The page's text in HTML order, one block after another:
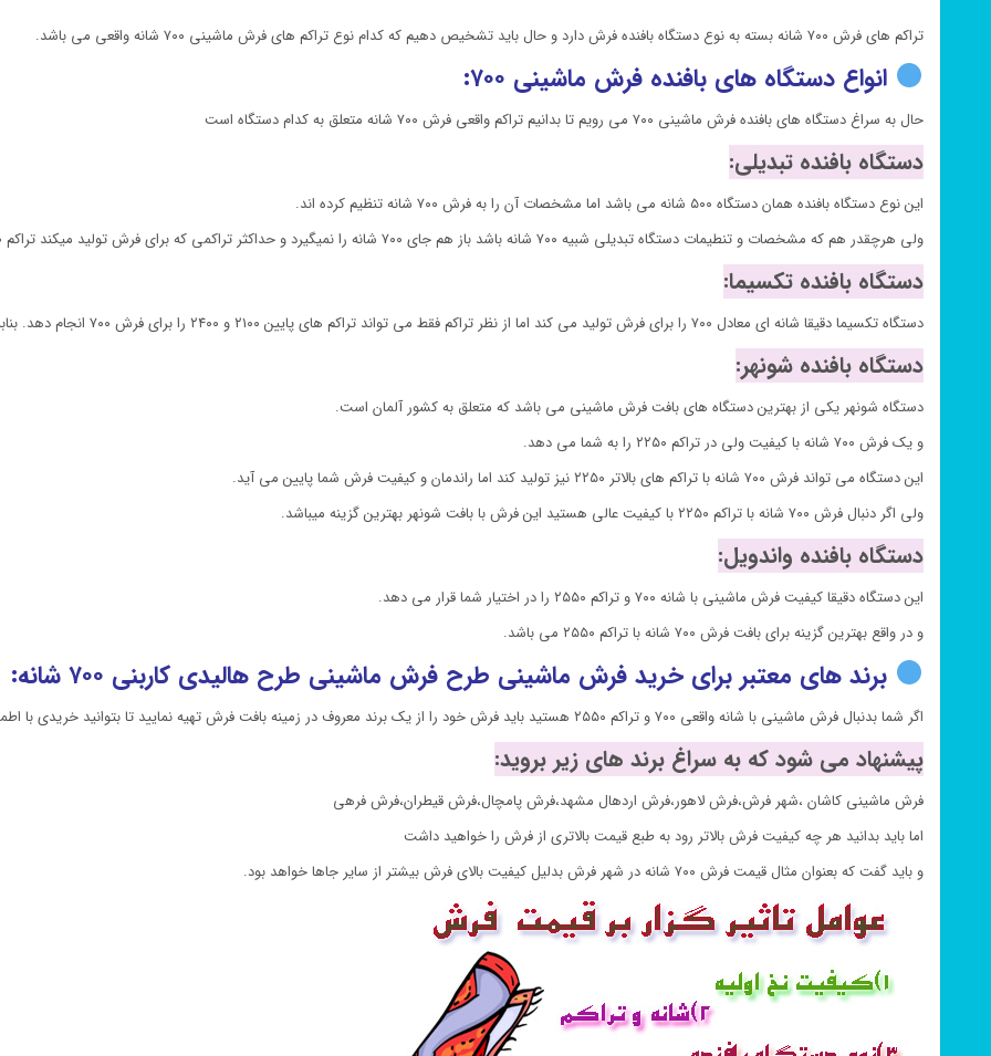
تراکم های فرش ۷۰۰ شانه بسته به نوع دستگاه بافنده فرش دارد و حال باید تشخیص دهیم که کدام نوع تراکم های فرش ماشینی ۷۰۰ شانه واقعی می باشد.
انواع دستگاه های بافنده فرش ماشینی ۷۰۰:
حال به سراغ دستگاه های بافنده فرش ماشینی ۷۰۰ می رویم تا بدانیم تراکم واقعی فرش ۷۰۰ شانه متعلق به کدام دستگاه است
دستگاه بافنده تبدیلی:
این نوع دستگاه بافنده همان دستگاه ۵۰۰ شانه می باشد اما مشخصات آن را به فرش ۷۰۰ شانه تنظیم کرده اند.
ولی هرچقدر هم که مشخصات و تنطیمات دستگاه تبدیلی شبیه ۷۰۰ شانه باشد باز هم جای ۷۰۰ شانه را نمیگیرد و حداکثر تراکمی که برای فرش تولید میکند تراکم ۶۲۰ خواهد بود.
دستگاه بافنده تکسیما:
دستگاه تکسیما دقیقا شانه ای معادل ۷۰۰ را برای فرش تولید می کند اما از نظر تراکم فقط می تواند تراکم های پایین ۲۱۰۰ و ۲۴۰۰ را برای فرش ۷۰۰ انجام دهد. بنابراین این دستگاه تراکم واقعی فرش ۷۰۰ شانه را نخواهد داشت.
دستگاه بافنده شونهر:
دستگاه شونهر یکی از بهترین دستگاه های بافت فرش ماشینی می باشد که متعلق به کشور آلمان است.
و یک فرش ۷۰۰ شانه با کیفیت ولی در تراکم ۲۲۵۰ را به شما می دهد.
این دستگاه می تواند فرش ۷۰۰ شانه با تراکم های بالاتر ۲۲۵۰ نیز تولید کند اما راندمان و کیفیت فرش شما پایین می آید.
ولی اگر دنبال فرش ۷۰۰ شانه با تراکم ۲۲۵۰ با کیفیت عالی هستید این فرش با بافت شونهر بهترین گزینه میباشد.
دستگاه بافنده واندویل:
این دستگاه دقیقا کیفیت فرش ماشینی با شانه ۷۰۰ و تراکم ۲۵۵۰ را در اختیار شما قرار می دهد.
و در واقع بهترین گزینه برای بافت فرش ۷۰۰ شانه با تراکم ۲۵۵۰ می باشد.
برند های معتبر برای خرید فرش ماشینی طرح فرش ماشینی طرح هالیدی کاربنی ۷۰۰ شانه:
اگر شما بدنبال فرش ماشینی با شانه واقعی ۷۰۰ و تراکم ۲۵۵۰ هستید باید فرش خود را از یک برند معروف در زمینه بافت فرش تهیه نمایید تا بتوانید خریدی با اطمینان داشته باشید.
پیشنهاد می شود که به سراغ برند های زیر بروید:
فرش ماشینی کاشان ،شهر فرش،فرش لاهور،فرش اردهال مشهد،فرش پامچال،فرش قیطران،فرش فرهی
اما باید بدانید هر چه کیفیت فرش بالاتر رود به طبع قیمت بالاتری از فرش را خواهید داشت
و باید گفت که بعنوان مثال قیمت فرش ۷۰۰ شانه در شهر فرش بدلیل کیفیت بالای فرش بیشتر از سایر جاها خواهد بود.